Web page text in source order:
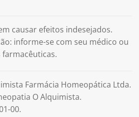
causar efeitos indesejados.
informe-se com seu médico ou
Farmácia Homeopática Ltda.
O Alquimista.
00.